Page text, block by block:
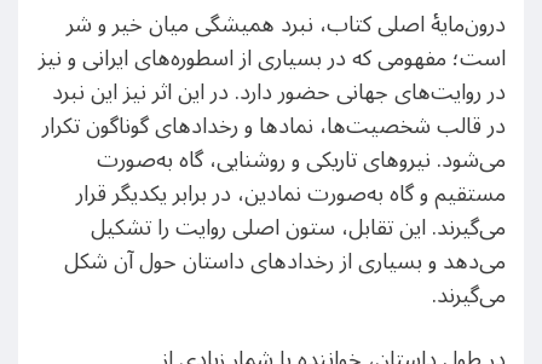
درون‌مایهٔ اصلی کتاب، نبرد همیشگی میان خیر و شر
است؛ مفهومی که در بسیاری از اسطوره‌های ایرانی و نیز
در روایت‌های جهانی حضور دارد. در این اثر نیز این نبرد
در قالب شخصیت‌ها، نمادها و رخدادهای گوناگون تکرار
می‌شود. نیروهای تاریکی و روشنایی، گاه به‌صورت
مستقیم و گاه به‌صورت نمادین، در برابر یکدیگر قرار
می‌گیرند. این تقابل، ستون اصلی روایت را تشکیل
می‌دهد و بسیاری از رخدادهای داستان حول آن شکل
می‌گیرند.